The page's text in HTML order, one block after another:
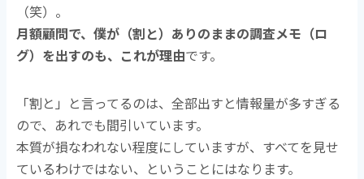
（笑）。
月額顧問で、僕が（割と）ありのままの調査メモ（ロ
グ）を出すのも、これが理由です。
「割と」と言ってるのは、全部出すと情報量が多すぎる
ので、あれでも間引いています。
本質が損なわれない程度にしていますが、すべてを見せ
ているわけではない、ということにはなります。